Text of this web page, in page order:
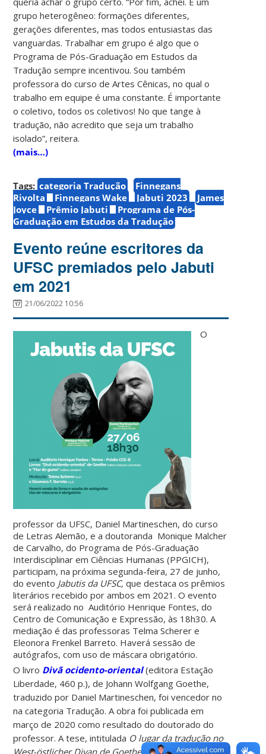
grupo heterogêneo: formações diferentes,
gerações diferentes, mas todos entusiastas das
vanguardas. Trabalhar em grupo é algo que o
Programa de Pós-Graduação em Estudos da
Tradução sempre incentivou. Sou também
professora do curso de Artes Cênicas, no qual o
trabalho em equipe é uma constante. É importante
o coletivo, todos os coletivos! No que tange à
tradução, não acredito que seja um trabalho
isolado”, reitera.
(mais…)
Tags: categoria Tradução
Finnegans
Rivolta
Finnegans Wake Jabuti 2023
James
Joyce
Prêmio Jabuti
Programa de Pós-
Graduação em Estudos da Tradução
Evento reúne escritores da
UFSC premiados pelo Jabuti
em 2021
21/06/2022 10:56
O
professor da UFSC, Daniel Martineschen, do curso
de Letras Alemão, e a doutoranda Monique Malcher
de Carvalho, do Programa de Pós-Graduação
Interdisciplinar em Ciências Humanas (PPGICH),
participam, na próxima segunda-feira, 27 de junho,
do evento Jabutis da UFSC,que destaca os prêmios
literários recebido por ambos em 2021. O evento
será realizado no Auditório Henrique Fontes, do
Centro de Comunicação e Expressão, às 18h30. A
mediação é das professoras Telma Scherer e
Eleonora Frenkel Barreto. Haverá sessão de
autógrafos, com uso de máscara obrigatório.
O livro Divã ocidento-oriental(editora Estação
Liberdade, 460 p.), de Johann Wolfgang Goethe,
traduzido por Daniel Martineschen, foi vencedor no
na categoria Tradução. A obra foi publicada em
março de 2020 como resultado do doutorado do
professor. A tese, intitulada O lugar da tradução no
West-östlicher Divan de Goethe , foi defendida em